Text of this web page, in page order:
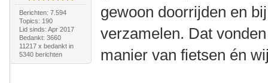
Berichten: 7.594
Topics: 190
Lid sinds: Apr 2017
Bedankt: 3660
11217 x bedankt in
5340 berichten
gewoon doorrijden en
verzamelen. Dat
manier van fietsen én